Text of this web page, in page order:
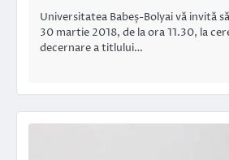
Universitatea Babeș-Bolyai vă invită
30 martie 2018, de la ora 11.30, la
decernare a titlului…